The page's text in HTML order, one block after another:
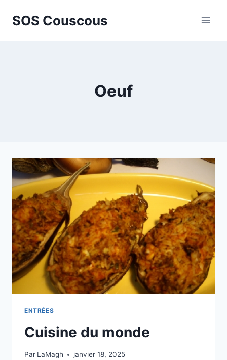
SOS Couscous
Oeuf
ENTRÉES
Cuisine du monde
Par LaMagh janvier 18, 2025